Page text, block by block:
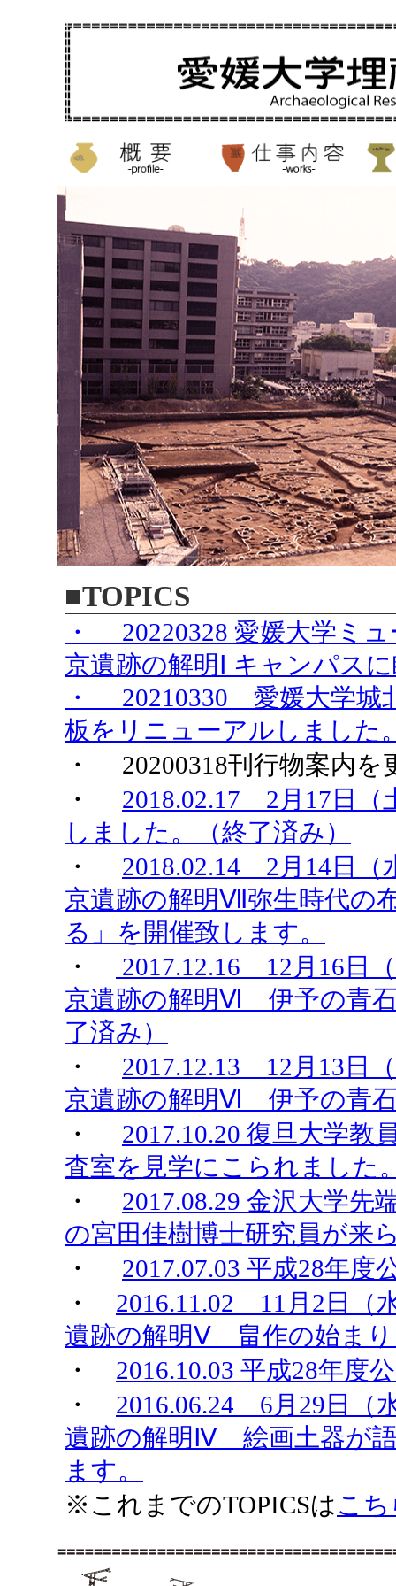
■TOPICS
・ 20220328 愛媛大学ミ
京遺跡の解明Ⅰ キャンパス
・ 20210330 愛媛大学城
板をリニューアルしました
・ 20200318刊行物案内を
・ 2018.02.17 2月17日（
しました。（終了済み）
・ 2018.02.14 2月14日
京遺跡の解明Ⅶ弥生時代の
る」を開催致します。
・
2017.12.16 12月16日
京遺跡の解明Ⅵ 伊予の青
了済み）
・ 2017.12.13 12月13日
京遺跡の解明Ⅵ 伊予の青
・ 2017.10.20 復旦大学教
査室を見学にこられました
・ 2017.08.29 金沢大学先
の宮田佳樹博士研究員が来
・ 2017.07.03 平成28年
・ 2016.11.02 11月2日（
遺跡の解明Ⅴ 畠作の始まり
・ 2016.10.03 平成28年度
・ 2016.06.24 6月29日（
遺跡の解明Ⅳ 絵画土器が語
ます。
※これまでのTOPICSはこち